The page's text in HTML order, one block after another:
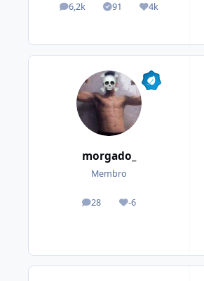
6,2k
posts 91
Tópicos solucionados
4k
Reputação
morgado_
Membro
28
posts -6
Reputação